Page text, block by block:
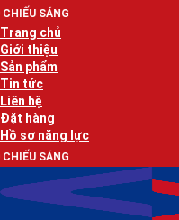
Bỏ
qua
nội
dung
Trang chủ
Giới thiệu
Sản phẩm
Tin tức
Liên hệ
Đặt hàng
Hồ sơ năng lực